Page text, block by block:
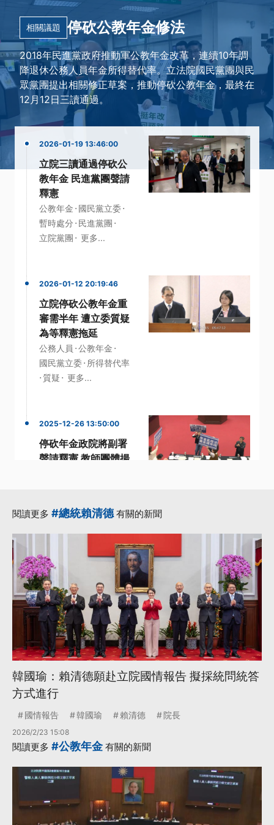
相關議題 停砍公教年金修法
2018年民進黨政府推動軍公教年金改革，連續10年調
降退休公務人員年金所得替代率。立法院國民黨團與民
眾黨團提出相關修正草案，推動停砍公教年金，最終在
12月12日三讀通過。
2026-01-19 13:46:00
立院三讀通過停砍公
教年金 民進黨團聲請
釋憲
公教年金 · 國民黨立委·
暫時處分 · 民進黨團 ·
立院黨團 · 更多...
2026-01-12 20:19:46
立院停砍公教年金重
審需半年 遭立委質疑
為等釋憲拖延
公務人員 ·公教年金 ·
國民黨立委· 所得替代率
· 質疑 · 更多...
2025-12-26 13:50:00
停砍年金政院將副署
聲請釋憲 教師團體揚
更多...
閱讀更多 #總統賴清德有關的新聞
韓國瑜：賴清德願赴立院國情報告 擬採統問統答
方式進行
國情報告 韓國瑜 賴清德 院長
2026/2/23 15:08
閱讀更多 #公教年金有關的新聞